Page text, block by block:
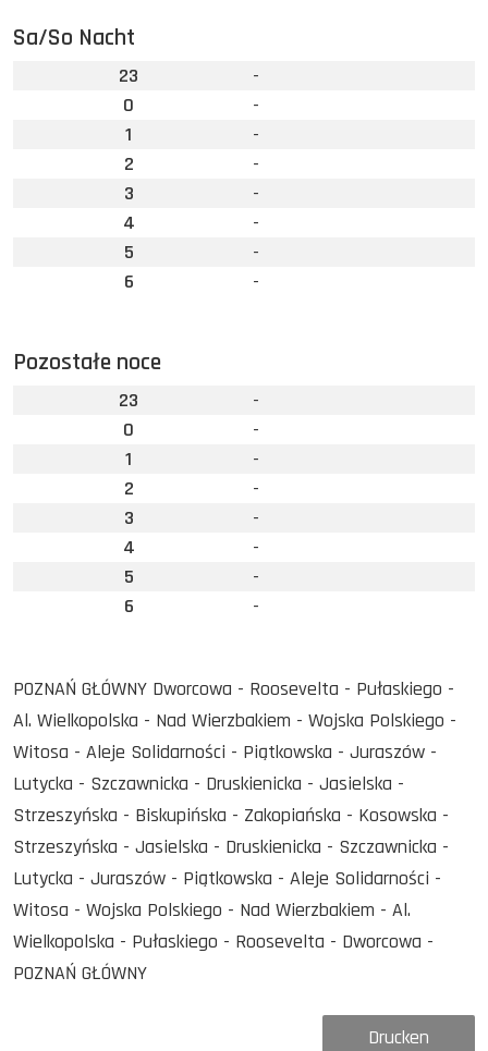
Sa/So Nacht
23
-
0
-
1
-
2
-
3
-
4
-
5
-
6
-
Pozostałe noce
23
-
0
-
1
-
2
-
3
-
4
-
5
-
6
-
POZNAŃ GŁÓWNY Dworcowa - Roosevelta - Pułaskiego -
Al. Wielkopolska - Nad Wierzbakiem - Wojska Polskiego -
Witosa - Aleje Solidarności - Piątkowska - Juraszów -
Lutycka - Szczawnicka - Druskienicka - Jasielska -
Strzeszyńska - Biskupińska - Zakopiańska - Kosowska -
Strzeszyńska - Jasielska - Druskienicka - Szczawnicka -
Lutycka - Juraszów - Piątkowska - Aleje Solidarności -
Witosa - Wojska Polskiego - Nad Wierzbakiem - Al.
Wielkopolska - Pułaskiego - Roosevelta - Dworcowa -
POZNAŃ GŁÓWNY
Drucken